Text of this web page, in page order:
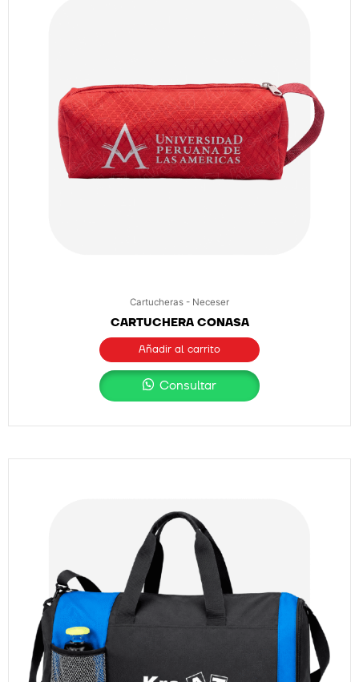
Cartucheras - Neceser
CARTUCHERA CONASA
Añadir al carrito
Consultar